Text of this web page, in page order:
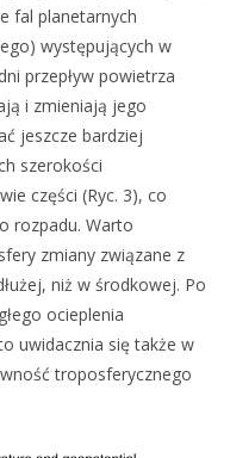
fal planetarnych
występujących w
przepływ powietrza
i zmieniają jego
jeszcze bardziej
szerokości
części (Ryc. 3), co
rozpadu. Warto
zmiany związane z
niż w środkowej. Po
ocieplenia
uwidacznia się także w
troposferycznego